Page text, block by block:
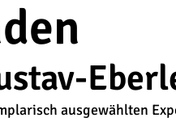
ausgewählten